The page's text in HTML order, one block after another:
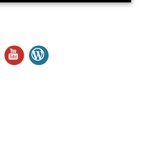
InstagramYouTube